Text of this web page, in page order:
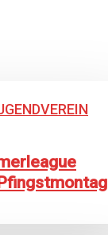
VEREIN